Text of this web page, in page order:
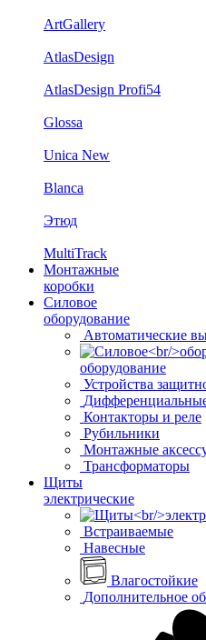
ArtGallery
AtlasDesign
AtlasDesign Profi54
Glossa
Unica New
Blanca
Этюд
MultiTrack
Монтажные
коробки
Силовое
оборудование
Автоматические
оборудование
Устройства
Контакторы и реле
Рубильники
Монтажные
Трансформаторы
Щиты
электрические
Встраиваемые
Навесные
Влагостойкие
Дополнительное